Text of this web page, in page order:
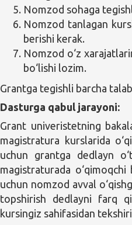
Nomzod sohaga
Nomzod tanlagan
berishi kerak.
Nomzod o‘z
bo‘lishi lozim.
Grantga tegishli barcha
Dasturga qabul jarayoni:
Grant univeristetning
magistratura kurslarida
uchun grantga dedlayn
magistraturada
uchun nomzod avval
topshirish dedlayni farq
kursingiz sahifasidan